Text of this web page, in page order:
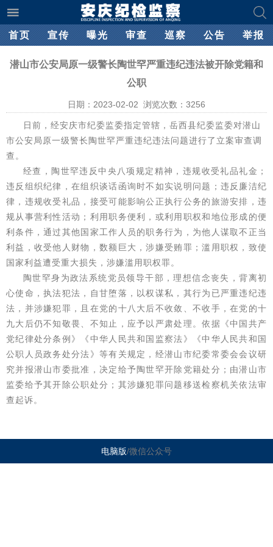
首页 宣传 曝光 审查 巡察 公告 举报
潜山市公安局原一级警长陶世罕严重违纪违法被开除党籍和
公职
日期：2023-02-02 浏览次数： 3256
日前，经安庆市纪委监委指定管辖，岳西县纪委监委对潜山
市公安局原一级警长陶世罕严重违纪违法问题进行了立案审查调
查。
经查，陶世罕违反中央八项规定精神，违规收受礼品礼金；
违反组织纪律，在组织谈话函询时不如实说明问题；违反廉洁纪
律，违规收受礼品，接受可能影响公正执行公务的旅游安排，违
规从事营利性活动；利用职务便利，或利用职权和地位形成的便
利条件，通过其他国家工作人员的职务行为，为他人谋取不正当
利益，收受他人财物，数额巨大，涉嫌受贿罪；滥用职权，致使
国家利益遭受重大损失，涉嫌滥用职权罪。
陶世罕身为政法系统党员领导干部，理想信念丧失，背离初
心使命，执法犯法，自甘堕落，以权谋私，其行为已严重违纪违
法，并涉嫌犯罪，且在党的十八大后不收敛、不收手，在党的十
九大后仍不知敬畏、不知止，应予以严肃处理。依据《中国共产
党纪律处分条例》《中华人民共和国监察法》《中华人民共和国
公职人员政务处分法》等有关规定，经潜山市纪委常委会会议研
究并报潜山市委批准，决定给予陶世罕开除党籍处分；由潜山市
监委给予其开除公职处分；其涉嫌犯罪问题移送检察机关依法审
查起诉。
电脑版/微信公众号